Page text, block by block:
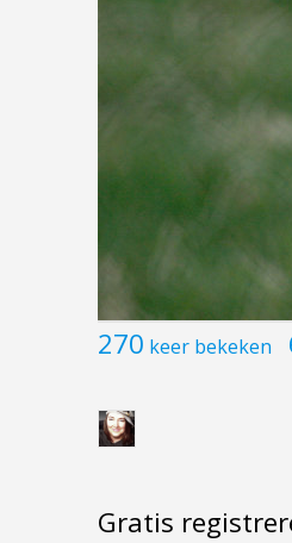
270 keer bekeken
Gratis